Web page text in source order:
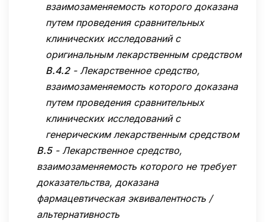
взаимозаменяемость которого доказана
путем проведения сравнительных
клинических исследований с
оригинальным лекарственным средством
B.4.2- Лекарственное средство,
взаимозаменяемость которого доказана
путем проведения сравнительных
клинических исследований с
генерическим лекарственным средством
B.5- Лекарственное средство,
взаимозаменяемость которого не требует
доказательства, доказана
фармацевтическая эквивалентность /
альтернативность